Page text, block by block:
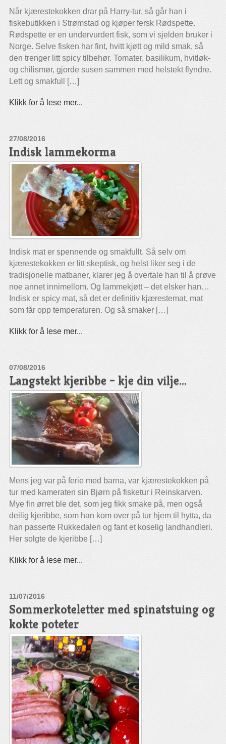
Når kjærestekokken drar på Harry-tur, så går han i
fiskebutikken i Strømstad og kjøper fersk Rødspette.
Rødspette er en undervurdert fisk, som vi sjelden bruker i
Norge. Selve fisken har fint, hvitt kjøtt og mild smak, så
den trenger litt spicy tilbehør. Tomater, basilikum, hvitløk-
og chilismør, gjorde susen sammen med helstekt flyndre.
Lett og smakfull […]
Klikk for å lese mer...
27/08/2016
Indisk lammekorma
Indisk mat er spennende og smakfullt. Så selv om
kjærestekokken er litt skeptisk, og helst liker seg i de
tradisjonelle matbaner, klarer jeg å overtale han til å prøve
noe annet innimellom. Og lammekjøtt – det elsker han…
Indisk er spicy mat, så det er definitiv kjærestemat, mat
som får opp temperaturen. Og så smaker […]
Klikk for å lese mer...
07/08/2016
Langstekt kjeribbe – kje din vilje…
Mens jeg var på ferie med barna, var kjærestekokken på
tur med kameraten sin Bjørn på fisketur i Reinskarven.
Mye fin ørret ble det, som jeg fikk smake på, men også
deilig kjeribbe, som han kom over på tur hjem til hytta, da
han passerte Rukkedalen og fant et koselig landhandleri.
Her solgte de kjeribbe […]
Klikk for å lese mer...
11/07/2016
Sommerkoteletter med spinatstuing og
kokte poteter